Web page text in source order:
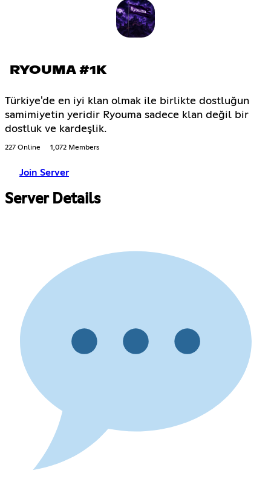
RYOUMA #1K
Türkiye'de en iyi klan olmak ile birlikte dostluğun
samimiyetin yeridir Ryouma sadece klan değil bir
dostluk ve kardeşlik.
227 Online 1,072 Members
Join Server
Server Details